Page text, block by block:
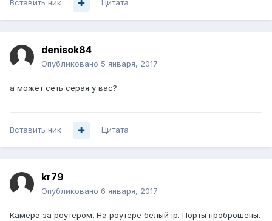
Вставить ник Цитата
denisok84
Опубликовано 5 января, 2017
а может сеть серая у вас?
Вставить ник Цитата
kr79
Опубликовано 6 января, 2017
Камера за роутером. На роутере белый ip. Порты проброшены.